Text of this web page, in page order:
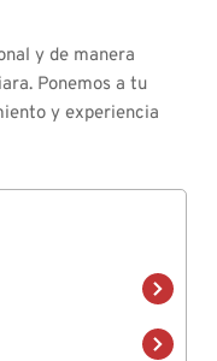
y de manera
Ponemos a tu
y experiencia